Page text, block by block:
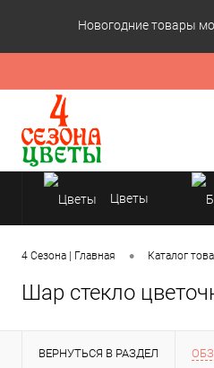
Новогодние товары
Цветы
Подарки
4 Сезона | Главная • Каталог
Шар стекло
ВЕРНУТЬСЯ В РАЗДЕЛ